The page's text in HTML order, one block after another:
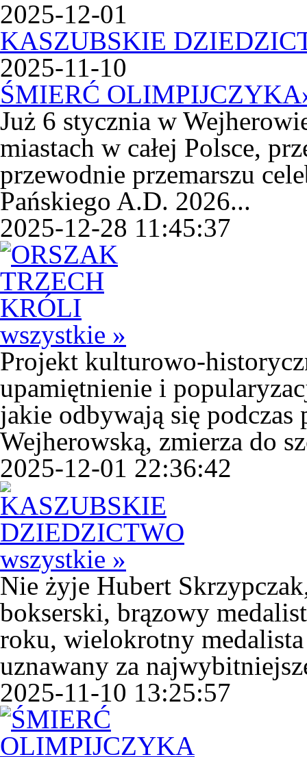
2025-12-01
KASZUBSKIE
2025-11-10
ŚMIERĆ OLIMPIJCZYKA
Już 6 stycznia w
miastach w całej Polsce,
przewodnie przemarszu
Pańskiego A.D. 2026...
2025-12-28 11:45:37
wszystkie »
Projekt kulturowo-
upamiętnienie i
jakie odbywają się
Wejherowską, zmierza do
2025-12-01 22:36:42
wszystkie »
Nie żyje Hubert
bokserski, brązowy
roku, wielokrotny
uznawany za
2025-11-10 13:25:57